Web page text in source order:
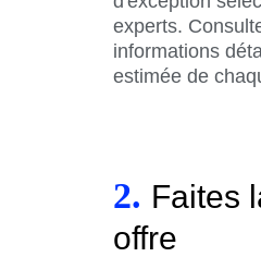
experts.
informations
estimée de
2. Faites
offre